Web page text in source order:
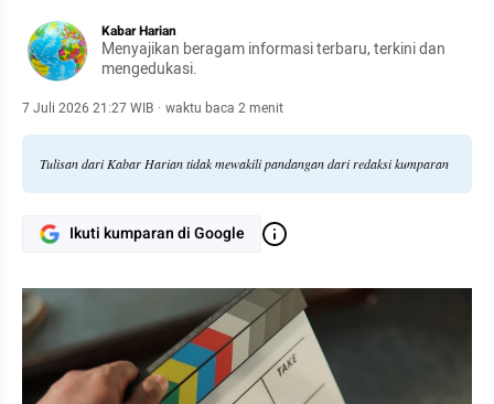
Kabar Harian
Menyajikan beragam informasi terbaru, terkini dan
mengedukasi.
7 Juli 2026 21:27 WIB · waktu baca 2 menit
Tulisan dari Kabar Harian tidak mewakili pandangan dari redaksi kumparan
Ikuti kumparan di Google